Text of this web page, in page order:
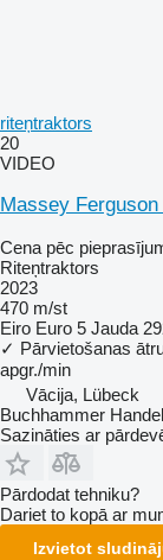
riteņtraktors
20
VIDEO
Massey
Cena pēc
Riteņtraktors
2023
470 m/st
Eiro Euro 5 Jauda
✓ Pārvietošanas
apgr./min
Vācija, Lübeck
Buchhammer
Sazināties ar
Pārdodat tehniku?
Dariet to kopā ar
Izvietot